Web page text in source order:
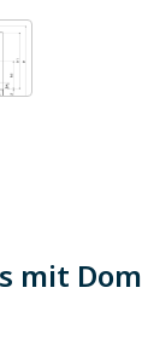
mit